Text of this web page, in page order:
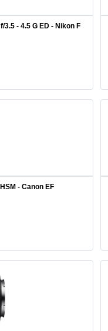
- 4.5 G ED - Nikon F
- Canon EF